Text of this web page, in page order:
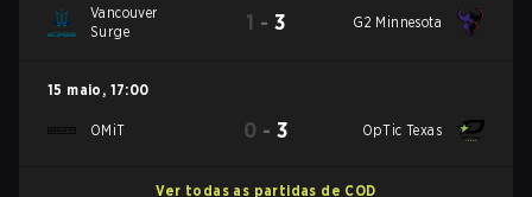
Vancouver
Surge
1 - 3 G2 Minnesota
15 maio , 17:00
OMiT 0 - 3 OpTic Texas
Ver todas as partidas de COD